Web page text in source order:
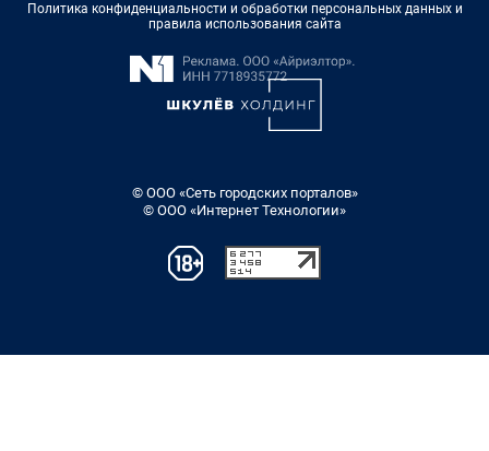
Политика конфиденциальности и обработки персональных данных и
правила использования сайта
© ООО «Сеть городских порталов»
© ООО «Интернет Технологии»